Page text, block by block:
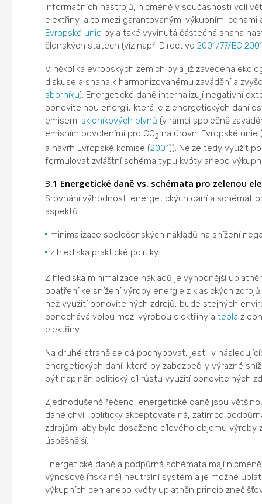
informačních nástrojů, nicméně v současnosti volí
elektřiny, a to mezi garantovanými výkupními
Evropské unie byla také vyvinutá částečná snaha
členských státech (viz např. Directive 2001/77/EC
V několika evropských zemích byla již zavedena
diskuse a snaha k harmonizovanému zavádění a
sborníku). Energetické daně internalizují negativní
obnovitelnou energii, která je z energetických daní
emisemi skleníkových plynů (v rámci společně
emisním povoleními pro CO2 na úrovni Evropské unie
a návrh Evropské komise (2001)). Nelze tedy využít
formulovat zvláštní schéma typu kvóty anebo
3.1 Energetické daně vs. schémata pro zelenou
Srovnání výhodnosti energetických daní a schémat
aspektů:
minimalizace společenských nákladů na snížení
z hlediska praktické politiky.
Z hlediska minimalizace nákladů je výhodnější
opatření ke snížení výroby energie z klasických
než využití obnovitelných zdrojů, bude stejných
ponechává volbu mezi výrobou elektřiny a tepla z
elektřiny.
Na druhé straně se dá pochybovat, jestli v
energetických daní, které by zabezpečily výrazné
být naplněn politický cíl růstu využití obnovitelných
Zjednodušeně řečeno, energetické daně jsou
dané chvíli politicky akceptovatelná, zatímco
zdrojům, aby bylo dosaženo cílového objemu
úspěšnější.
Energetické daně a podpůrná schémata mají
výnosově (fiskálně) neutrální systém a je možné
výkupních cen anebo kvóty uplatněn princip